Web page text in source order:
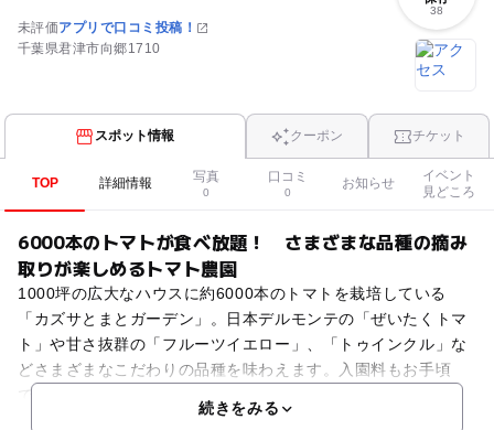
未評価アプリで口コミ投稿！
千葉県君津市向郷1710
38
スポット情報 クーポン チケット
TOP 詳細情報 写真
0
口コミ
0
お知らせ
イベント
見どころ
6000本のトマトが食べ放題！ さまざまな品種の摘み
取りが楽しめるトマト農園
1000坪の広大なハウスに約6000本のトマトを栽培している
「カズサとまとガーデン」。日本デルモンテの「ぜいたくトマ
ト」や甘さ抜群の「フルーツイエロー」、「トゥインクル」な
どさまざまなこだわりの品種を味わえます。入園料もお手頃
で、30分食べ放題！ 摘み取った後はハウス内のラウンジ
続きをみる